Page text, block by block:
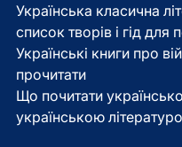
Українська класична
список творів і гід для
Українські книги про
прочитати
Що почитати
українською